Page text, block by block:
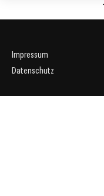
Impressum
Datenschutz